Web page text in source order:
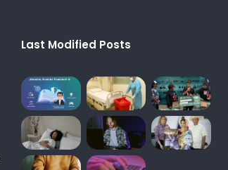
Last Modified Posts